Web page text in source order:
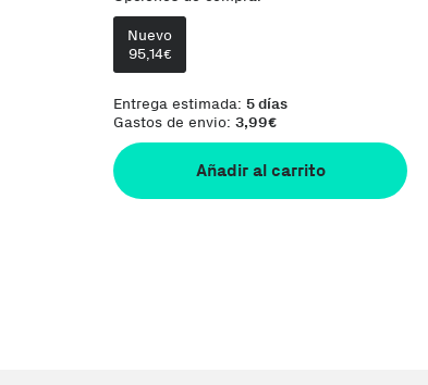
Nuevo
95,14€
Entrega estimada: 5 días
Gastos de envio: 3,99€
Añadir al carrito